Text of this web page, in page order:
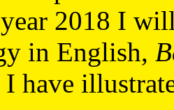
2018 I
in English,
I have